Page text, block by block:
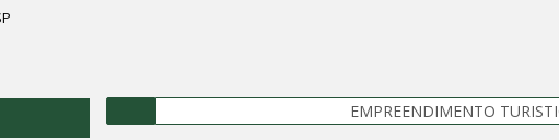
EMPREENDIMENTO